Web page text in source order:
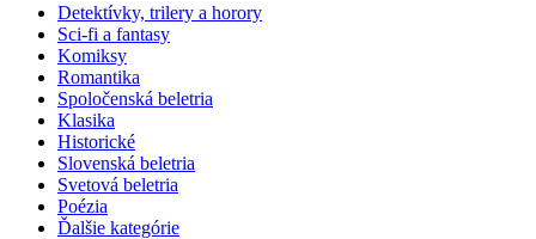
Detektívky, trilery a horory
Sci-fi a fantasy
Komiksy
Romantika
Spoločenská beletria
Klasika
Historické
Slovenská beletria
Svetová beletria
Poézia
Ďalšie kategórie